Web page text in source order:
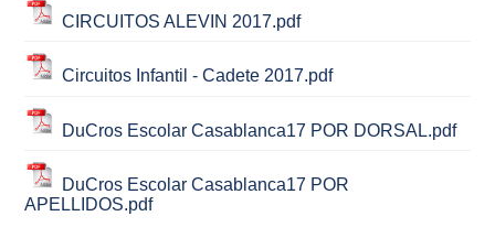
CIRCUITOS ALEVIN 2017.pdf
Circuitos Infantil - Cadete 2017.pdf
DuCros Escolar Casablanca17 POR DORSAL.pdf
DuCros Escolar Casablanca17 POR
APELLIDOS.pdf